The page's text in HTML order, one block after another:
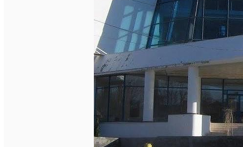
Încărcare vehicule electrice